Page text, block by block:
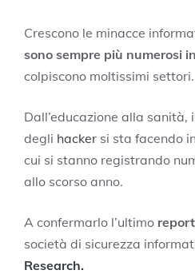
Crescono le minacce
sono sempre più numerosi
colpiscono moltissimi settori.
Dall’educazione alla
degli hacker si sta facendo
cui si stanno registrando
allo scorso anno.
A confermarlo l’ultimo report
società di sicurezza
Research.